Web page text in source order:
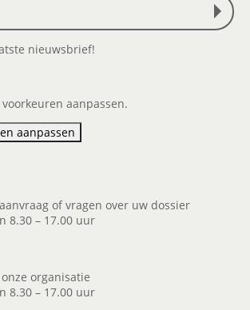
nieuwsbrief!
aanpassen.
aanpassen
of vragen over uw dossier
8.30 – 17.00 uur
organisatie
8.30 – 17.00 uur